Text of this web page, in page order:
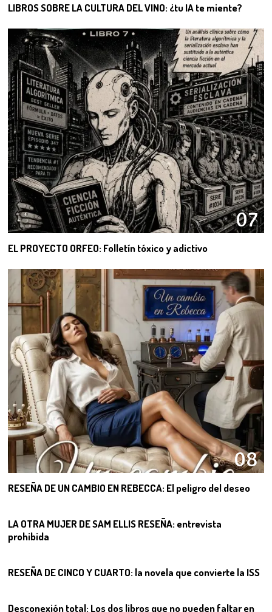
LIBROS SOBRE LA CULTURA DEL VINO: ¿tu IA te miente?
07
EL PROYECTO ORFEO: Folletín tóxico y adictivo
08
RESEÑA DE UN CAMBIO EN REBECCA: El peligro del deseo
09
LA OTRA MUJER DE SAM ELLIS RESEÑA: entrevista
prohibida
RESEÑA DE CINCO Y CUARTO: la novela que convierte la ISS
11
Desconexión total: Los dos libros que no pueden faltar en